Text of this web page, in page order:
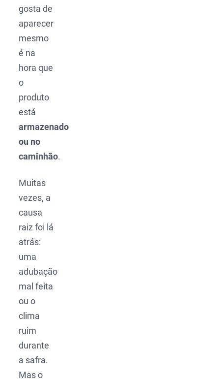
gosta de
aparecer
mesmo
é na
hora que
o
produto
está
armazenado
ou no
caminhão.
Muitas
vezes, a
causa
raiz foi lá
atrás:
uma
adubação
mal feita
ou o
clima
ruim
durante
a safra.
Mas o